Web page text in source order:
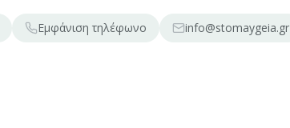
Εμφάνιση τηλέφωνο info@stomaygeia.gr